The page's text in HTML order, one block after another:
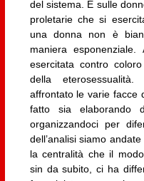
del sistema. É sulle
proletarie che si
una donna non è
maniera
esercitata contro
della
affrontato le varie facce
fatto sia elaborando
organizzandoci per
dell’analisi siamo
la centralità che il
sin da subito, ci ha